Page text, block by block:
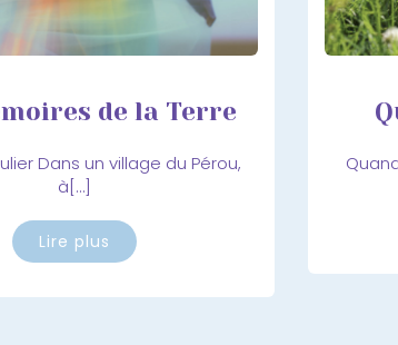
de la Terre
Dans un village du Pérou,
à[…]
Lire plus